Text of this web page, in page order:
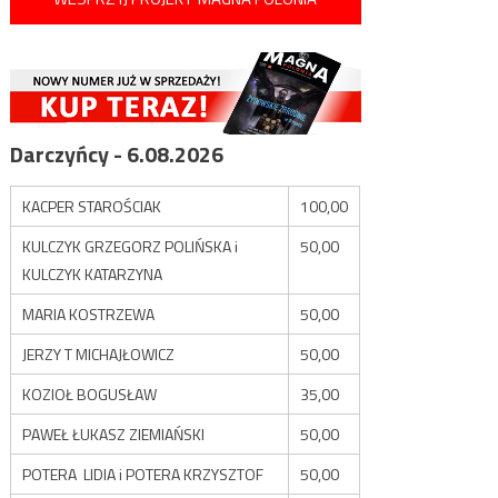
Darczyńcy - 6.08.2026
KACPER STAROŚCIAK
100,00
KULCZYK GRZEGORZ POLIŃSKA i
KULCZYK KATARZYNA
50,00
MARIA KOSTRZEWA
50,00
JERZY T MICHAJŁOWICZ
50,00
KOZIOŁ BOGUSŁAW
35,00
PAWEŁ ŁUKASZ ZIEMIAŃSKI
50,00
POTERA LIDIA i POTERA KRZYSZTOF
50,00